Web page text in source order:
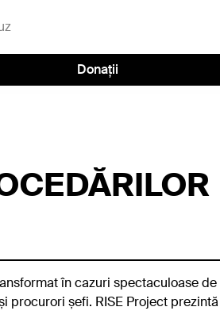
Donații
în cazuri spectaculoase
procurori șefi. RISE Project